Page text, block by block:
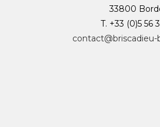
33800
T. +33 (0)5 56
contact@briscadieu-